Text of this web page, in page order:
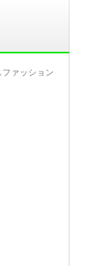
ファッション